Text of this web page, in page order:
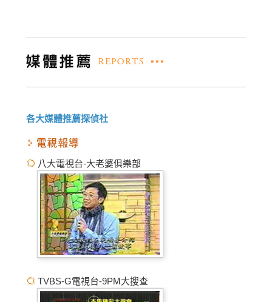
各大媒體推薦探偵社
八大電視台-大老婆俱樂部
TVBS-G電視台-9PM大搜查